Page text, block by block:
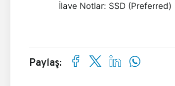
İlave Notlar: SSD (Preferred)
Paylaş: